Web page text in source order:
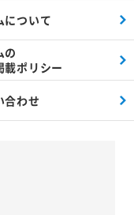
について
の
載ポリシー
合わせ